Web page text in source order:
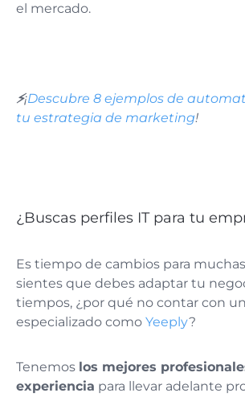
el mercado.
⚡️¡Descubre 8 ejemplos de
tu estrategia de marketing!
¿Buscas perfiles IT para tu
Es tiempo de cambios para
sientes que debes adaptar tu
tiempos, ¿por qué no contar con
especializado como Yeeply?
Tenemos los mejores
experiencia para llevar adelante